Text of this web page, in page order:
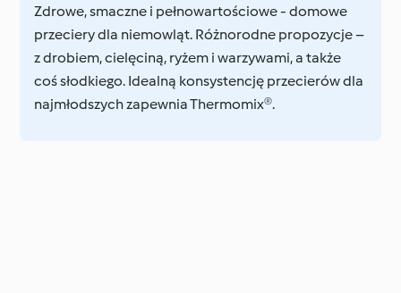
Zdrowe, smaczne i pełnowartościowe - domowe
przeciery dla niemowląt. Różnorodne propozycje –
z drobiem, cielęciną, ryżem i warzywami, a także
coś słodkiego. Idealną konsystencję przecierów dla
najmłodszych zapewnia Thermomix®.